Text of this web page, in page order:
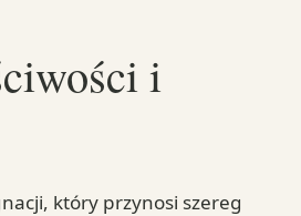
i
który przynosi szereg